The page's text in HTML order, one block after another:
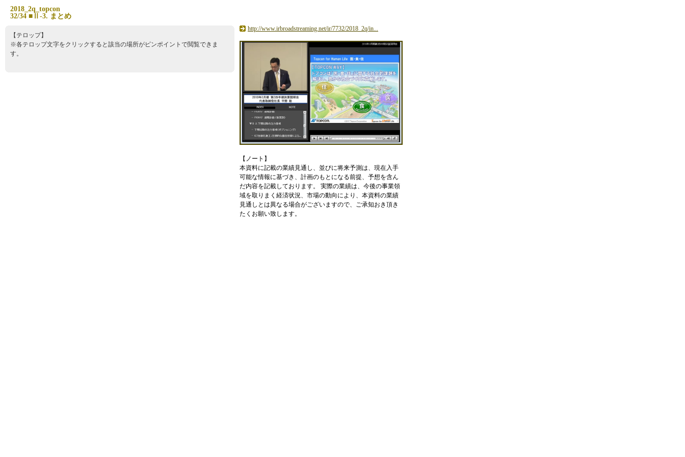
2018 2q topcon
32/34 ■ Ⅱ -3. ま とめ
【テロップ】
※各テロップ文字をクリックすると該当の場所がピンポイントで閲覧できま
す。
http://www.irbroadstreaming.net/ir/7732/2018_2q/in...
【ノート】
本資料に記載の業績見通 し 、 並びに将来予測は、 現在入手
可能な情報に基づき 、 計画のも と になる前提、 予想を含ん
だ内容を記載してお り ま す。 実際の業績は、 今後の事業領
域を取 り ま く 経済状況、 市場の動向 によ り 、 本資料の業績
見通 し とは異なる場合がございま すので、 ご承知おき頂き
た く お願い致し ま す。